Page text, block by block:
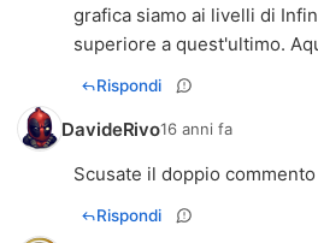
grafica siamo ai livelli di
superiore a quest'ultimo.
Rispondi
DavideRivo16 anni fa
Scusate il doppio
Rispondi